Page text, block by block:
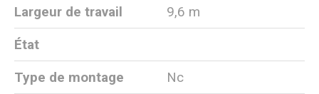
Largeur de travail
9,6 m
État
Type de montage
Nc